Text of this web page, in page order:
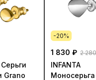
Серьги
Grano
-20%
1 830 ₽ 2
INFANTA